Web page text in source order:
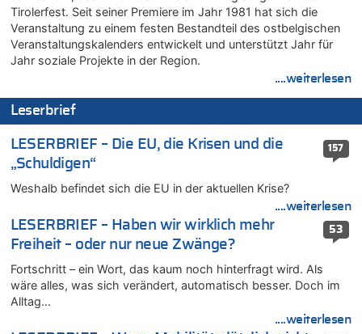
Zurück an den Rhein: Hendrich wechselt zum 1. FC Köln
06.08.2026 - 13:59 von Chips zu
Wasserstand des Rheins in NRW so niedrig wie noch nie
06.08.2026 - 13:53 von Frage an den Hondsjong zu
06.08.2026 - 13:34 von Zeitzeuge zu
06.08.2026 - 13:27 von Hubert F. zu
Wasserstand des Rheins in NRW so niedrig wie noch nie
06.08.2026 - 13:20 von Speck für die Mâuse zu
FIFA-Spitze demonstriert Einigkeit trotz Kritik und neuer
Vorwürfe gegen Präsident Gianni Infantino
06.08.2026 - 12:41 von Hugo Egon Bernhard von Sinnen zu
Frau hörte Stimmen aus Haus des verstorbenen Nachbarn
06.08.2026 - 12:36 von Gärlinde zu
Aachen ab 11. August wieder Mekka des Pferdesports –
Tirolerfest. Seit seiner Premiere im Jahr 1981 hat sich die
Veranstaltung zu einem festen Bestandteil des ostbelgischen
Veranstaltungskalenders entwickelt und unterstützt Jahr für
Jahr soziale Projekte in der Region.
....weiterlesen
Leserbrief
157
LESERBRIEF – Die EU, die Krisen und die
„Schuldigen“
Weshalb befindet sich die EU in der aktuellen Krise?
....weiterlesen
53
LESERBRIEF – Haben wir wirklich mehr
Freiheit – oder nur neue Zwänge?
Fortschritt – ein Wort, das kaum noch hinterfragt wird. Als
wäre alles, was sich verändert, automatisch besser. Doch im
Alltag…
....weiterlesen